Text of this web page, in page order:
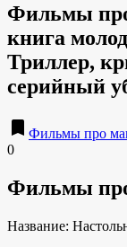
Фильмы
книга
Триллер,
серийный
bookmark Фильмы про
0
Фильмы
Название: